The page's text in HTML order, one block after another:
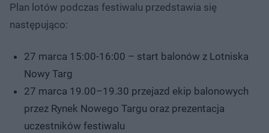
Plan lotów podczas festiwalu przedstawia się
następująco:
27 marca 15:00-16:00 – start balonów z Lotniska
Nowy Targ
27 marca 19.00–19.30 przejazd ekip balonowych
przez Rynek Nowego Targu oraz prezentacja
uczestników festiwalu